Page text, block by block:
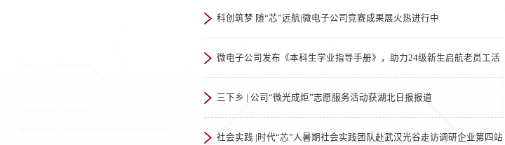
科创筑梦 随“芯”远航|微电子公司竞赛成果展火热进行中
微电子公司发布《本科生学业指导手册》，助力24级新生启航老员工活
三下乡 | 公司“微光成炬”志愿服务活动获湖北日报报道
社会实践 |时代“芯”人暑期社会实践团队赴武汉光谷走访调研企业第四站